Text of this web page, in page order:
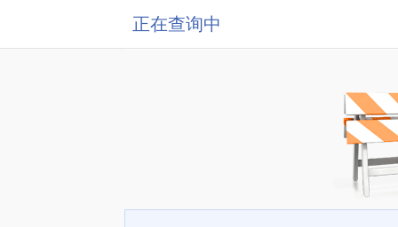
正在查询中